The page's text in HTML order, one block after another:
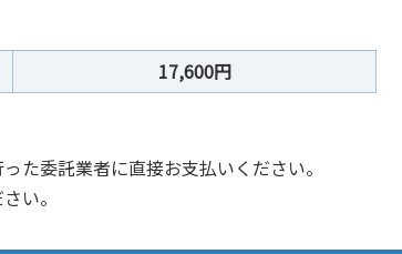
17,600円
た委託業者に直接お支払いください。
い。